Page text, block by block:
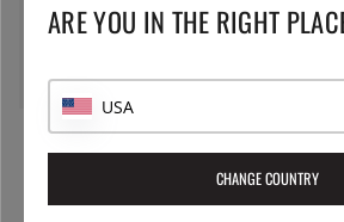
Risottosked, eat.it - Alessi
349:-
ARE YOU IN THE RIGHT
USA
CHANGE COUNTRY